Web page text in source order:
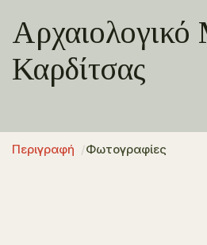
Αρχαιολογικό
Καρδίτσας
Περιγραφή Φωτογραφίες